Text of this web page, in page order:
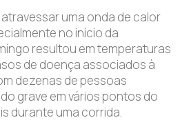
uma onda de calor
no início da
resultou em temperaturas
de doença associados à
dezenas de pessoas
grave em vários pontos do
durante uma corrida.